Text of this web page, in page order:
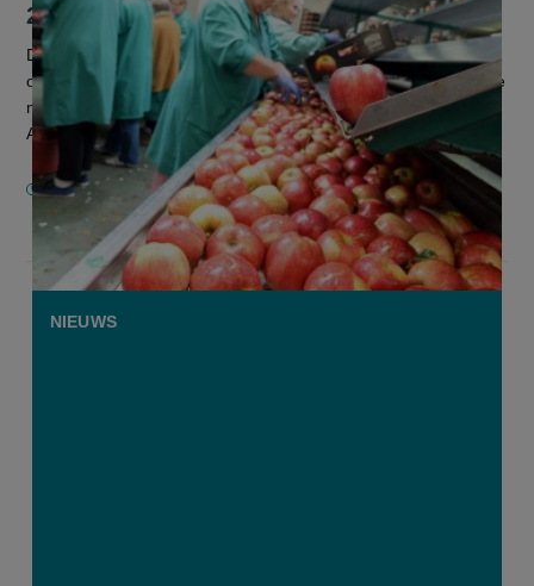
2017
De Europese voorraad van appels daalt voor het derde jaar
op rij en is op het laagste peil sinds zeven jaar. Dat blijkt uit de
meest recente cijfers van de World Apple and Pear
Association (...
16 JANUARI 2025
NIEUWS